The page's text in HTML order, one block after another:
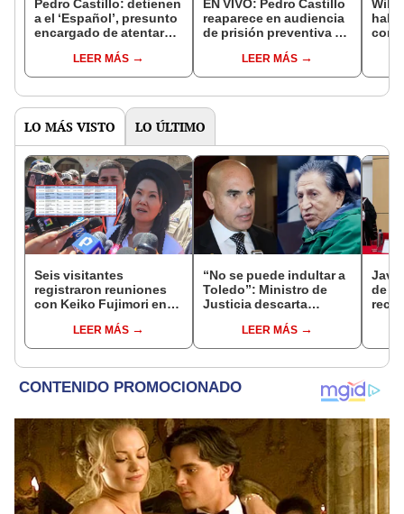
Pedro Castillo: detienen
a el ‘Español’, presunto
encargado de atentar
LEER MÁS
EN VIVO: Pedro Castillo
reaparece en audiencia
de prisión preventiva de
organización criminal
LEER MÁS
Willy
LO MÁS VISTO LO ÚLTIMO
Seis visitantes
registraron reuniones
con Keiko Fujimori en
presidenta se
encontraba en Junín
LEER MÁS
“No se puede indultar a
Toledo”: Ministro de
Justicia descarta
exmandatario
LEER MÁS
de